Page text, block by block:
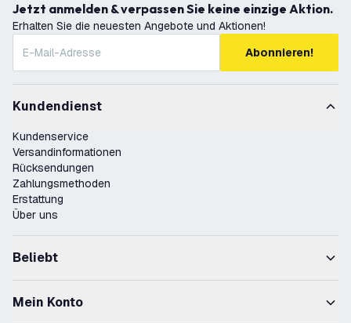
Jetzt anmelden & verpassen Sie keine einzige Aktion.
Erhalten Sie die neuesten Angebote und Aktionen!
Abonnieren!
Kundendienst
Kundenservice
Versandinformationen
Rücksendungen
Zahlungsmethoden
Erstattung
Über uns
Beliebt
Mein Konto